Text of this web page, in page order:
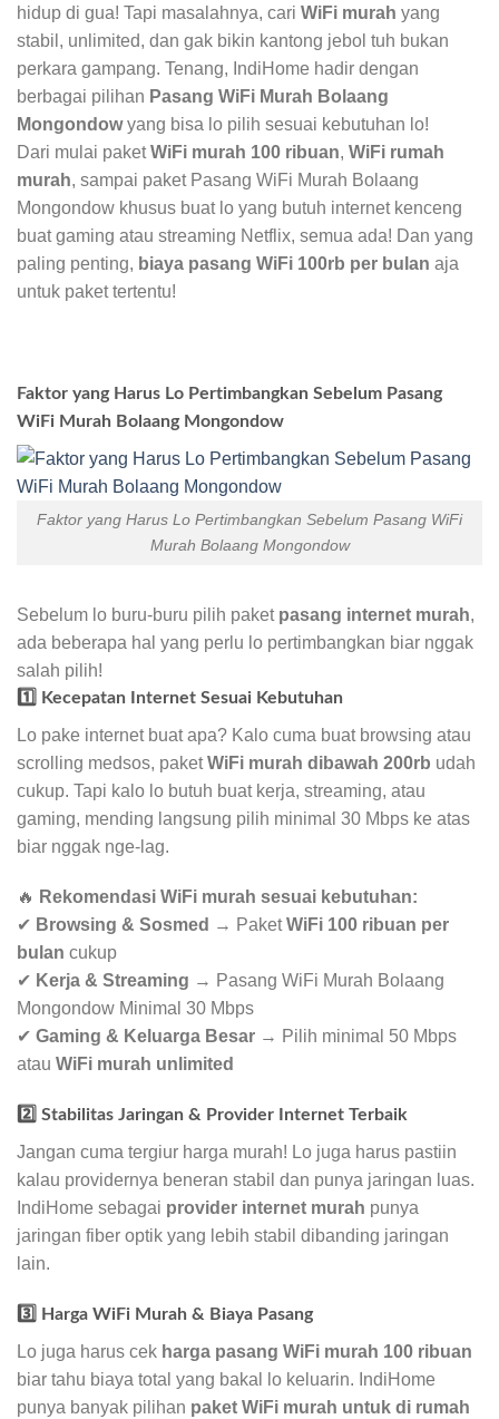
hidup di gua! Tapi masalahnya, cari WiFi murah yang
stabil, unlimited, dan gak bikin kantong jebol tuh bukan
perkara gampang. Tenang, IndiHome hadir dengan
berbagai pilihan Pasang WiFi Murah Bolaang
Mongondowyang bisa lo pilih sesuai kebutuhan lo!
Dari mulai paketWiFi murah 100 ribuan, WiFi rumah
murah, sampai paket Pasang WiFi Murah Bolaang
Mongondow khusus buat lo yang butuh internet kenceng
buat gaming atau streaming Netflix, semua ada! Dan yang
paling penting, biaya pasang WiFi 100rb per bulan aja
untuk paket tertentu!
Faktor yang Harus Lo Pertimbangkan Sebelum Pasang
WiFi Murah Bolaang Mongondow
Faktor yang Harus Lo Pertimbangkan Sebelum Pasang WiFi
Murah Bolaang Mongondow
Sebelum lo buru-buru pilih paket pasang internet murah,
ada beberapa hal yang perlu lo pertimbangkan biar nggak
salah pilih!
1️⃣ Kecepatan Internet Sesuai Kebutuhan
Lo pake internet buat apa? Kalo cuma buat browsing atau
scrolling medsos, paketWiFi murah dibawah 200rb udah
cukup. Tapi kalo lo butuh buat kerja, streaming, atau
gaming, mending langsung pilih minimal 30 Mbps ke atas
biar nggak nge-lag.
🔥 Rekomendasi WiFi murah sesuai kebutuhan:
✔ Browsing & Sosmed → PaketWiFi 100 ribuan per
bulan cukup
✔ Kerja & Streaming → Pasang WiFi Murah Bolaang
Mongondow Minimal 30 Mbps
✔ Gaming & Keluarga Besar → Pilih minimal 50 Mbps
atau WiFi murah unlimited
2️⃣ Stabilitas Jaringan & Provider Internet Terbaik
Jangan cuma tergiur harga murah! Lo juga harus pastiin
kalau providernya beneran stabil dan punya jaringan luas.
IndiHome sebagai provider internet murah punya
jaringan fiber optik yang lebih stabil dibanding jaringan
lain.
3️⃣ Harga WiFi Murah & Biaya Pasang
Lo juga harus cek harga pasang WiFi murah 100 ribuan
biar tahu biaya total yang bakal lo keluarin. IndiHome
punya banyak pilihan paket WiFi murah untuk di rumah